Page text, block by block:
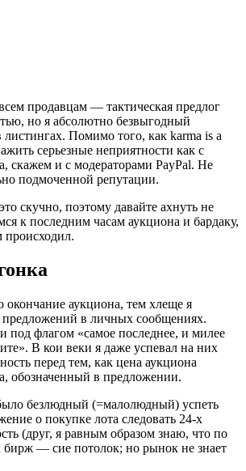
продавцам — тактическая предлог
но я абсолютно безвыгодный
Помимо того, как karma is a
серьезные неприятности как с
скажем и с модераторами PayPal. Не
подмоченной репутации.
скучно, поэтому давайте ахнуть не
к последним часам аукциона и бардаку,
происходил.
аукциона, тем хлеще я
предложений в личных сообщениях.
флагом «самое последнее, и милее
В кои веки я даже успевал на них
перед тем, как цена аукциона
обозначенный в предложении.
безлюдный (=малолюдный) успеть
о покупке лота следовать 24-х
(друг, я равным образом знаю, что по
бирж — сие потолок; но рынок не знает